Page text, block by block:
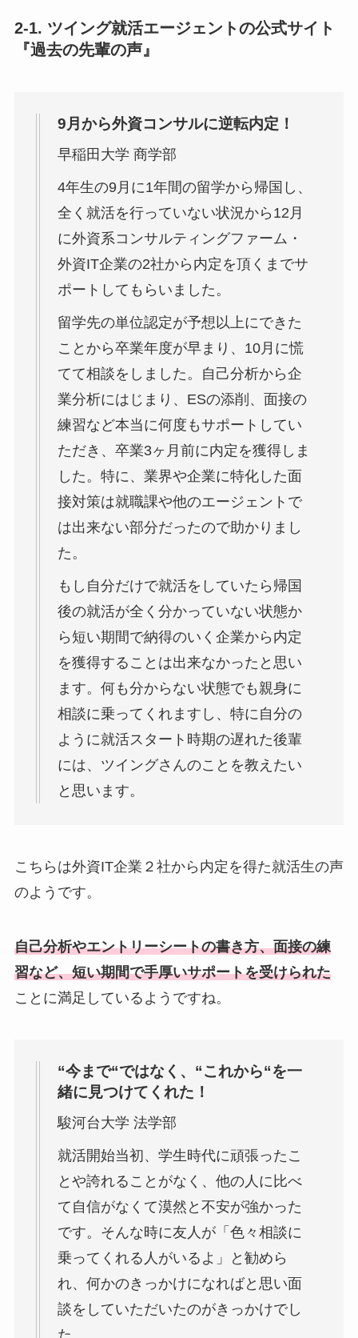
2-1. ツイング就活エージェントの公式サイト
『過去の先輩の声』
9月から外資コンサルに逆転内定！
早稲田大学 商学部
4年生の9月に1年間の留学から帰国し、
全く就活を行っていない状況から12月
に外資系コンサルティングファーム・
外資IT企業の2社から内定を頂くまでサ
ポートしてもらいました。
留学先の単位認定が予想以上にできた
ことから卒業年度が早まり、10月に慌
てて相談をしました。自己分析から企
業分析にはじまり、ESの添削、面接の
練習など本当に何度もサポートしてい
ただき、卒業3ヶ月前に内定を獲得しま
した。特に、業界や企業に特化した面
接対策は就職課や他のエージェントで
は出来ない部分だったので助かりまし
た。
もし自分だけで就活をしていたら帰国
後の就活が全く分かっていない状態か
ら短い期間で納得のいく企業から内定
を獲得することは出来なかったと思い
ます。何も分からない状態でも親身に
相談に乗ってくれますし、特に自分の
ように就活スタート時期の遅れた後輩
には、ツイングさんのことを教えたい
と思います。
こちらは外資IT企業２社から内定を得た就活生の声
のようです。
自己分析やエントリーシートの書き方、面接の練
習など、短い期間で手厚いサポートを受けられた
ことに満足しているようですね。
“今まで“ではなく、“これから“を一
緒に見つけてくれた！
駿河台大学 法学部
就活開始当初、学生時代に頑張ったこ
とや誇れることがなく、他の人に比べ
て自信がなくて漠然と不安が強かった
です。そんな時に友人が「色々相談に
乗ってくれる人がいるよ」と勧めら
れ、何かのきっかけになればと思い面
談をしていただいたのがきっかけでし
た。